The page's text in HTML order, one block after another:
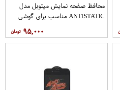
محافظ صفحه نمایش میتوبل مدل
ANTISTATIC مناسب برای گوشی
۹۵,۰۰۰